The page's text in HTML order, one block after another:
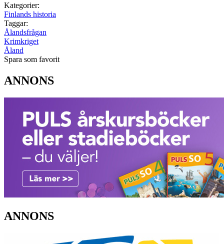
Kategorier:
Finlands historia
Taggar:
Ålandsfrågan
Krimkriget
Åland
Spara som favorit
ANNONS
ANNONS